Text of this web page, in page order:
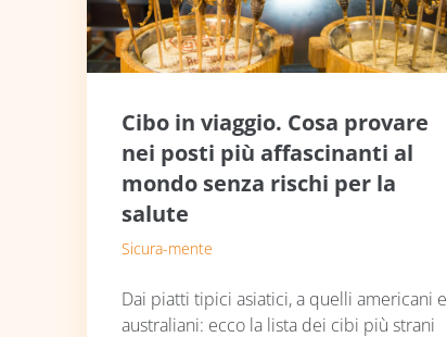
Cibo in viaggio. Cosa provare
nei posti più affascinanti al
mondo senza rischi per la
salute
Sicura-mente
Dai piatti tipici asiatici, a quelli americani e
australiani: ecco la lista dei cibi più strani